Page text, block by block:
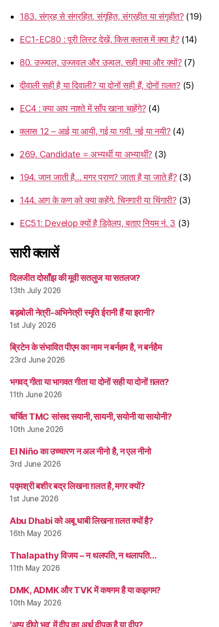
183. संग्रह से संग्रहित, संगृहित, संग्रहीत या संगृहीत? (19)
EC1-EC80 : पूरी लिस्ट देखें, किस क्लास में क्या है? (14)
80. उज्ज्वल, उज्जवल और उज्वल, सही क्या और क्यों? (7)
दीवाली सही है या दिवाली? या दोनों सही हैं, दोनों ग़लत? (5)
EC4 : क्या आप नाश्ते में साँप खाना चाहेंगे? (4)
क्लास 12 – आई या आयी, गई या गयी, नई या नयी? (4)
269. Candidate = अभ्यर्थी या अभ्यार्थी? (3)
194. जान जाती है… मगर प्राण? जाता है या जाते हैं? (3)
144. आग के कण को क्या कहेंगे, चिनगारी या चिंगारी? (3)
EC51: Develop क्यों है डिव़ेलप, बताए नियम नं. 3 (3)
सारी क्लासें
दिलजीत दोसाँझ की मूवी सतलुज या सतलज?
13th July 2026
बड़बोली नेत्री-अभिनेत्री स्मृति ईरानी हैं या इरानी?
1st July 2026
ब्रिटेन के संभावित पीएम का नाम न बर्नहम है, न बर्नहैम
23rd June 2026
भगवद् गीता या भागवत गीता या दोनों सही या दोनों ग़लत?
11th June 2026
चर्चित TMC सांसद सयानी, सायनी, सयोनी या सायोनी?
10th June 2026
El Niño का उच्चारण न अल नीनो है, न एल नीनो
3rd June 2026
पद्मश्री बशीर बद्र लिखना ग़लत है, मगर क्यों?
1st June 2026
Abu Dhabi को अबू धाबी लिखना ग़लत क्यों है?
16th May 2026
Thalapathy विजय – न थलपति, न थलापति…
11th May 2026
DMK, ADMK और TVK में कषगम है या कझगम?
10th May 2026
‘अप्प दीपो भव’ में दीप का अर्थ दीपक है या द्वीप?